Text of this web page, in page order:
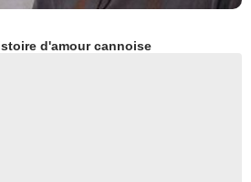
d'amour cannoise